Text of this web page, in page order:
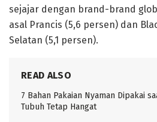
sejajar dengan brand-brand
asal Prancis (5,6 persen) dan
Selatan (5,1 persen).
READ ALSO
7 Bahan Pakaian Nyaman Dipakai
Tubuh Tetap Hangat